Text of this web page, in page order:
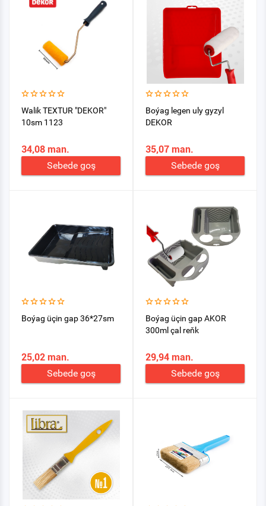
Walik TEXTUR "DEKOR"
10sm 1123
34,08 man.
Sebede goş
Boýag legen uly gyzyl
DEKOR
35,07 man.
Sebede goş
Boýag üçin gap 36*27sm
25,02 man.
Sebede goş
Boýag üçin gap AKOR
300ml çal reňk
29,94 man.
Sebede goş